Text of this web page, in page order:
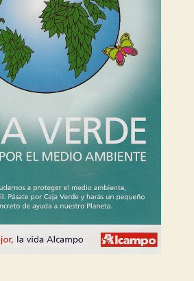
plástico